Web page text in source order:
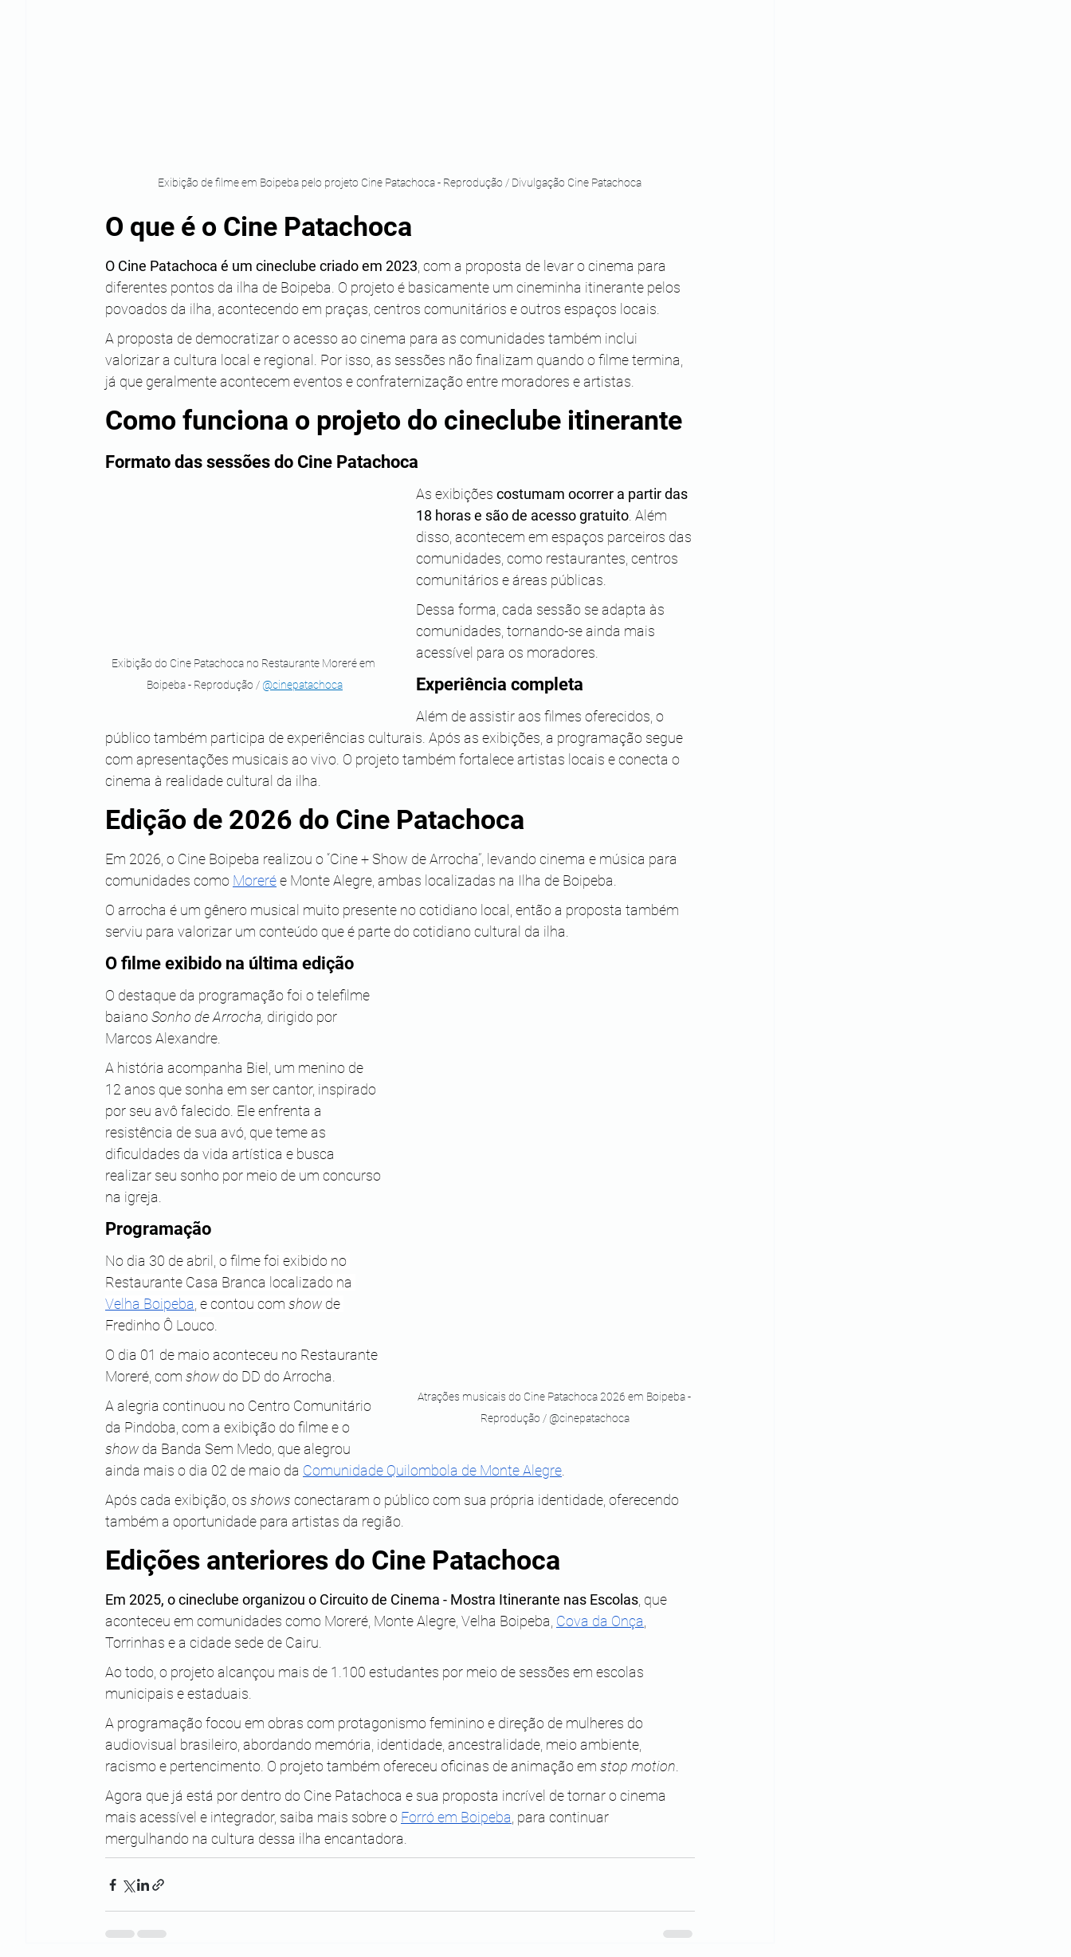
Exibição de filme em Boipeba pelo projeto Cine Patachoca - Reprodução / Divulgação Cine Patachoca
O que é o Cine Patachoca
O Cine Patachoca é um cineclube criado em 2023, com a proposta de levar o cinema para
diferentes pontos da ilha de Boipeba. O projeto é basicamente um cineminha itinerante pelos
povoados da ilha, acontecendo em praças, centros comunitários e outros espaços locais.
A proposta de democratizar o acesso ao cinema para as comunidades também inclui
valorizar a cultura local e regional. Por isso, as sessões não finalizam quando o filme termina,
já que geralmente acontecem eventos e confraternização entre moradores e artistas.
Como funciona o projeto do cineclube itinerante
Formato das sessões do Cine Patachoca
Exibição do Cine Patachoca no Restaurante Moreré em
Boipeba - Reprodução / @cinepatachoca
As exibições costumam ocorrer a partir das
18 horas e são de acesso gratuito. Além
disso, acontecem em espaços parceiros das
comunidades, como restaurantes, centros
comunitários e áreas públicas.
Dessa forma, cada sessão se adapta às
comunidades, tornando-se ainda mais
acessível para os moradores.
Experiência completa
Além de assistir aos filmes oferecidos, o
público também participa de experiências culturais. Após as exibições, a programação segue
com apresentações musicais ao vivo. O projeto também fortalece artistas locais e conecta o
cinema à realidade cultural da ilha.
Edição de 2026 do Cine Patachoca
Em 2026, o Cine Boipeba realizou o “Cine + Show de Arrocha”, levando cinema e música para
comunidades como Moreré e Monte Alegre, ambas localizadas na Ilha de Boipeba.
O arrocha é um gênero musical muito presente no cotidiano local, então a proposta também
serviu para valorizar um conteúdo que é parte do cotidiano cultural da ilha.
O filme exibido na última edição
Atrações musicais do Cine Patachoca 2026 em Boipeba -
Reprodução / @cinepatachoca
O destaque da programação foi o telefilme
baiano Sonho de Arrocha, dirigido por
Marcos Alexandre.
A história acompanha Biel, um menino de
12 anos que sonha em ser cantor, inspirado
por seu avô falecido. Ele enfrenta a
resistência de sua avó, que teme as
dificuldades da vida artística e busca
realizar seu sonho por meio de um concurso
na igreja.
Programação
No dia 30 de abril, o filme foi exibido no
Restaurante Casa Branca localizado na
Velha Boipeba, e contou com show de
Fredinho Ô Louco.
O dia 01 de maio aconteceu no Restaurante
Moreré, com show do DD do Arrocha.
A alegria continuou no Centro Comunitário
da Pindoba, com a exibição do filme e o
show da Banda Sem Medo, que alegrou
ainda mais o dia 02 de maio da Comunidade Quilombola de Monte Alegre.
Após cada exibição, os shows conectaram o público com sua própria identidade, oferecendo
também a oportunidade para artistas da região.
Edições anteriores do Cine Patachoca
Em 2025, o cineclube organizou o Circuito de Cinema - Mostra Itinerante nas Escolas, que
aconteceu em comunidades como Moreré, Monte Alegre, Velha Boipeba, Cova da Onça,
Torrinhas e a cidade sede de Cairu.
Ao todo, o projeto alcançou mais de 1.100 estudantes por meio de sessões em escolas
municipais e estaduais.
A programação focou em obras com protagonismo feminino e direção de mulheres do
audiovisual brasileiro, abordando memória, identidade, ancestralidade, meio ambiente,
racismo e pertencimento. O projeto também ofereceu oficinas de animação em stop motion.
Agora que já está por dentro do Cine Patachoca e sua proposta incrível de tornar o cinema
mais acessível e integrador, saiba mais sobre o Forró em Boipeba, para continuar
mergulhando na cultura dessa ilha encantadora.